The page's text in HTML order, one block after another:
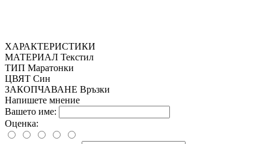
ХАРАКТЕРИСТИКИ
МАТЕРИАЛ Текстил
ТИП Маратонки
ЦВЯТ Син
ЗАКОПЧАВАНЕ Връзки
Напишете мнение
Вашето име:
Оценка: